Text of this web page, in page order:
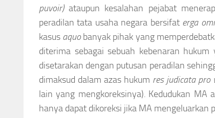
puvoir)ataupun kesalahan pejabat
peradilan tata usaha negara bersifat erga
kasus aquobanyak pihak yang
diterima sebagai sebuah kebenaran
disetarakan dengan putusan peradilan
dimaksud dalam azas hukum res judicata pro
lain yang mengkoreksinya).Kedudukan MA
hanya dapat dikoreksi jika MA mengeluarkan